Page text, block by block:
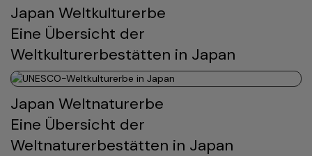
Japan Weltkulturerbe
Eine Übersicht der
Weltkulturerbestätten in Japan
Japan Weltnaturerbe
Eine Übersicht der
Weltnaturerbestätten in Japan